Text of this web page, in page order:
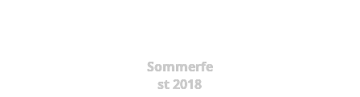
Sommerfe
st 2018